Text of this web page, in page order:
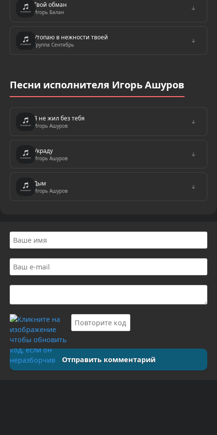
Твой обман
Игорь Балан
↓
Утопаю в нежности твоей
Группа Сентябрь
↓
Песни исполнителя Игорь Ашуров
Я не жил без тебя
Игорь Ашуров
↓
Украду
Игорь Ашуров
↓
Дым
Игорь Ашуров
↓
Отправить комментарий